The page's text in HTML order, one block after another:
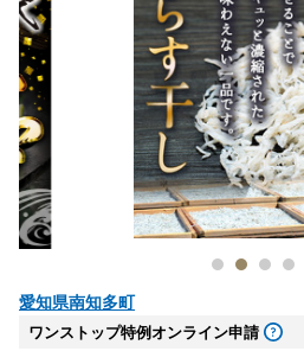
愛知県南知多町
ワンストップ特例オンライン申請